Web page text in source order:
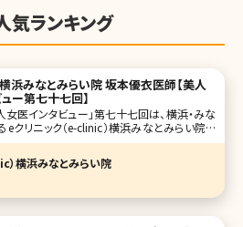
気ランキング
みらい院 坂本優衣医師【美人
ー第七十七回】
女医インタビュー」第七十七回は、横浜・みな
eクリニック（e-clinic）横浜みなとみらい院で
衣（さかもとゆい）先生です。 eクリニッ
括院長が全国に展開する美容外科・美容皮
。 横浜みなとみらい院では全身麻酔設備を備
）横浜みなとみらい院